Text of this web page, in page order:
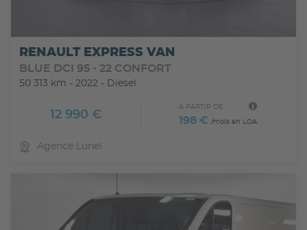
RENAULT EXPRESS VAN
BLUE DCI 95 - 22 CONFORT
50 313 km - 2022 - Diesel
12 990 €
À PARTIR DE
198 € /mois en LOA
Agence Lunel